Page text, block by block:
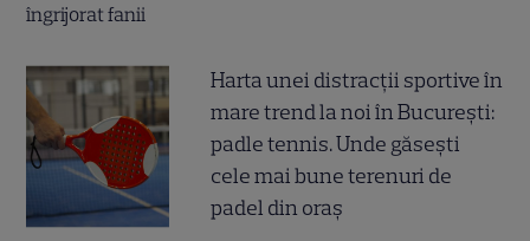
Harta unei distracții sportive în
mare trend la noi în București:
padle tennis. Unde găsești
cele mai bune terenuri de
padel din oraș